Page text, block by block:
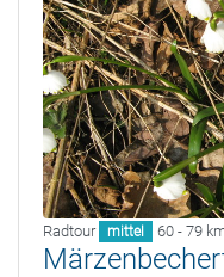
Radtour mittel 60 - 79